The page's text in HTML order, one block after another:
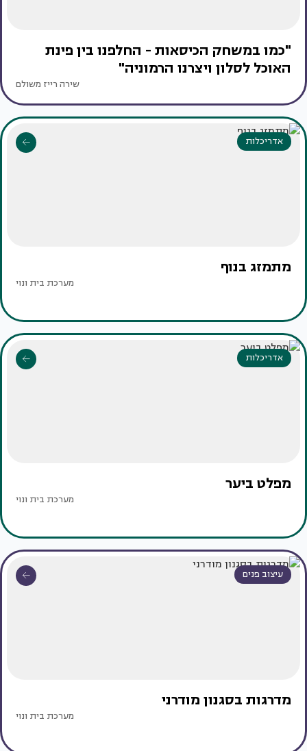
"כמו במשחק הכיסאות - החלפנו בין פינת
האוכל לסלון ויצרנו הרמוניה"
שירה רייז משולם
אדריכלות
מתמזג בנוף
מערכת בית ונוי
אדריכלות
מפלט ביער
מערכת בית ונוי
עיצוב פנים
מדרגות בסגנון מודרני
מערכת בית ונוי